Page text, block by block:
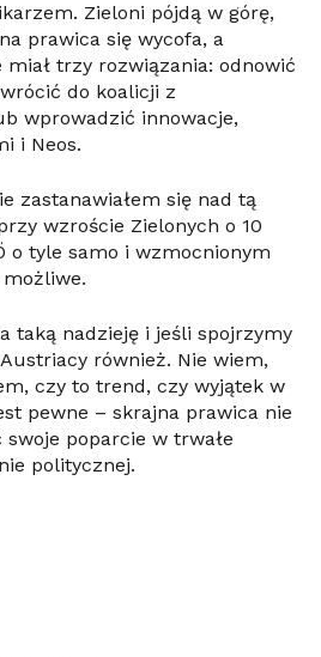
Zieloni pójdą w górę,
prawica się wycofa, a
trzy rozwiązania: odnowić
do koalicji z
wprowadzić innowacje,
i Neos.
zastanawiałem się nad tą
wzroście Zielonych o 10
o tyle samo i wzmocnionym
możliwe.
taką nadzieję i jeśli spojrzymy
również. Nie wiem,
czy to trend, czy wyjątek w
pewne – skrajna prawica nie
poparcie w trwałe
politycznej.